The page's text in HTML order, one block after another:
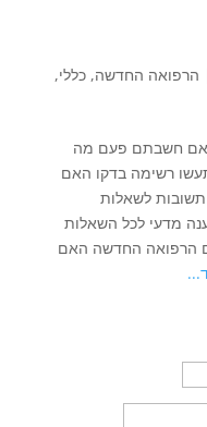
הרפואה החדשה, כללי,
הרפואה החדשה – טיפ 1 האם חשבתם פעם מה
רשימה בדקו האם
לשאלות
מדעי לכל השאלות
הרפואה החדשה האם